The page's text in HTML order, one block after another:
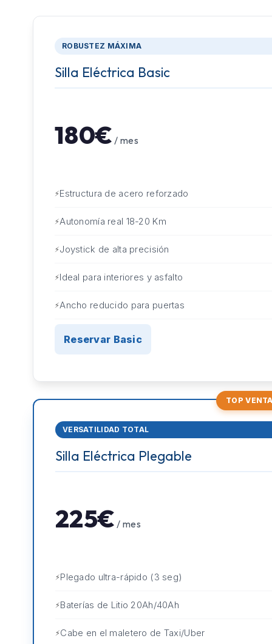
ROBUSTEZ MÁXIMA
Silla Eléctrica Basic
180€ / mes
Estructura de acero reforzado
Autonomía real 18-20 Km
Joystick de alta precisión
Ideal para interiores y asfalto
Ancho reducido para puertas
Reservar Basic
TOP
VERSATILIDAD TOTAL
Silla Eléctrica Plegable
225€ / mes
Plegado ultra-rápido (3 seg)
Baterías de Litio 20Ah/40Ah
Cabe en el maletero de Taxi/Uber